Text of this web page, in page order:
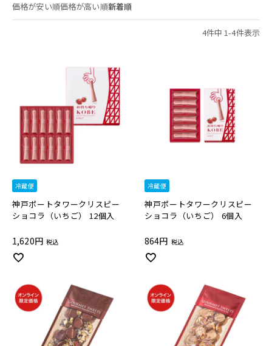
価格が安い順価格が高い順新着順
4件中 1-4件表示
冷蔵便
神戸ポートタワークリスピー
ショコラ（いちご） 12個入
1,620 税込
冷蔵便
神戸ポートタワークリスピー
ショコラ（いちご） 6個入
864 税込